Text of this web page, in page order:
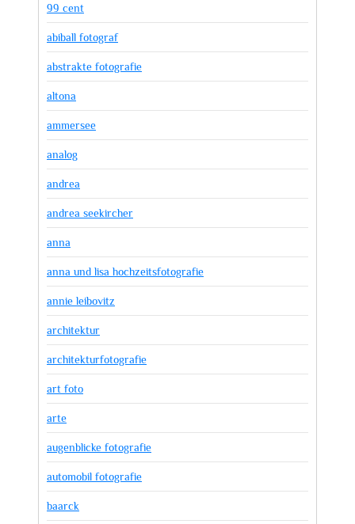
99 cent
abiball fotograf
abstrakte fotografie
altona
ammersee
analog
andrea
andrea seekircher
anna
anna und lisa hochzeitsfotografie
annie leibovitz
architektur
architekturfotografie
art foto
arte
augenblicke fotografie
automobil fotografie
baarck